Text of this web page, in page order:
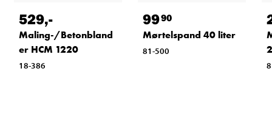
529,-
Maling-/Betonbland
er HCM 1220
18-386
9990
Mørtelspand 40 liter
81-500